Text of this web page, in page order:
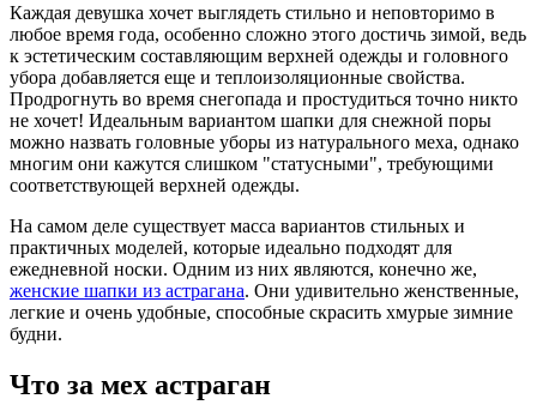
Каждая девушка хочет выглядеть стильно и неповторимо в
любое время года, особенно сложно этого достичь зимой, ведь
к эстетическим составляющим верхней одежды и головного
убора добавляется еще и теплоизоляционные свойства.
Продрогнуть во время снегопада и простудиться точно никто
не хочет! Идеальным вариантом шапки для снежной поры
можно назвать головные уборы из натурального меха, однако
многим они кажутся слишком "статусными", требующими
соответствующей верхней одежды.
На самом деле существует масса вариантов стильных и
практичных моделей, которые идеально подходят для
ежедневной носки. Одним из них являются, конечно же,
женские шапки из астрагана. Они удивительно женственные,
легкие и очень удобные, способные скрасить хмурые зимние
будни.
Что за мех астраган